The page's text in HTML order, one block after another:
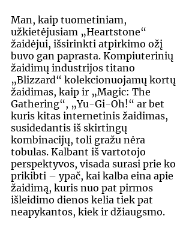
Man, kaip tuometiniam,
užkietėjusiam „Heartstone“
žaidėjui, išsirinkti atpirkimo ožį
buvo gan paprasta. Kompiuterinių
žaidimų industrijos titano
„Blizzard“ kolekcionuojamų kortų
žaidimas, kaip ir „Magic: The
Gathering“, „Yu-Gi-Oh!“ ar bet
kuris kitas internetinis žaidimas,
susidedantis iš skirtingų
kombinacijų, toli gražu nėra
tobulas. Kalbant iš vartotojo
perspektyvos, visada surasi prie ko
prikibti – ypač, kai kalba eina apie
žaidimą, kuris nuo pat pirmos
išleidimo dienos kelia tiek pat
neapykantos, kiek ir džiaugsmo.